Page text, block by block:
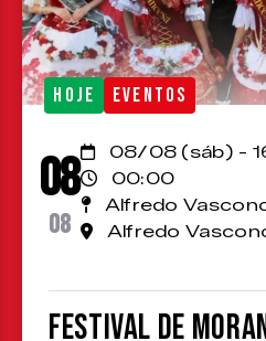
HOJE EVENTOS
08
08
08/08 (sáb) -
00:00
Alfredo
Alfredo
Festival de